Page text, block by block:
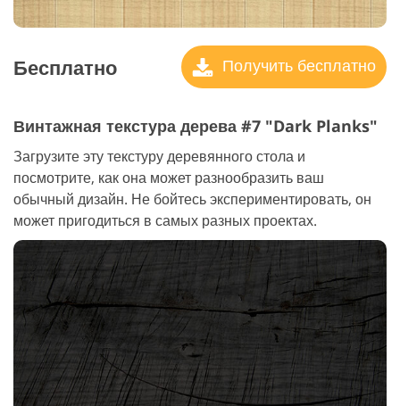
Бесплатно Получить бесплатно
Винтажная текстура дерева #7 "Dark Planks"
Загрузите эту текстуру деревянного стола и
посмотрите, как она может разнообразить ваш
обычный дизайн. Не бойтесь экспериментировать, он
может пригодиться в самых разных проектах.